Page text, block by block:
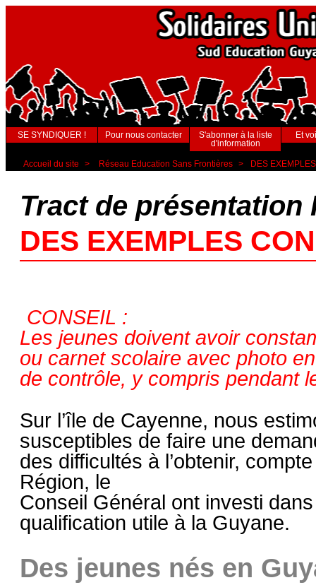
SE SYNDIQUER ! Pour nous contacter
S'abonner à la liste
d'information
Et
Accueil du site > Réseau Education Sans Frontières > DES
Tract de présentation
DES EXEMPLES
CONSEIL :
Les jeunes doivent avoir
ou carnet scolaire avec photo
de contrôle, y compris pendant
Sur l’île de Cayenne, nous
susceptibles de faire une
des difficultés à l’obtenir,
Région, le
Conseil Général ont investi
qualification utile à la Guyane.
Des jeunes nés en